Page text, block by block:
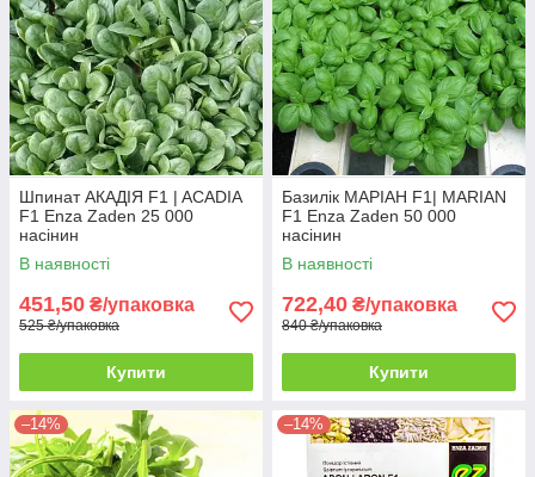
Шпинат АКАДІЯ F1 | ACADIA
F1 Enza Zaden 25 000
насінин
В наявності
451,50 ₴/упаковка
525 ₴/упаковка
Купити
Базилік МАРІАН F1| MARIAN
F1 Enza Zaden 50 000
насінин
В наявності
722,40 ₴/упаковка
840 ₴/упаковка
Купити
–14% –14%